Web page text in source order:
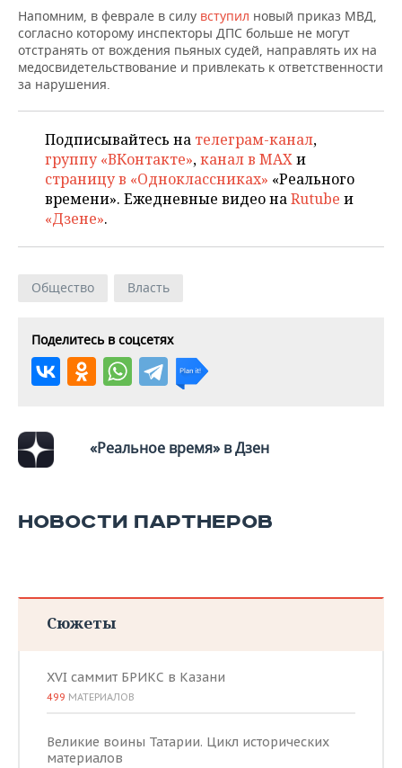
ХОККЕЙ С МЯЧОМ
ПРОИСШЕСТВИЯ
Напомним, в феврале в силу вступил новый приказ МВД,
согласно которому инспекторы ДПС больше не могут
отстранять от вождения пьяных судей, направлять их на
медосвидетельствование и привлекать к ответственности
за нарушения.
Подписывайтесь на телеграм-канал,
группу «ВКонтакте»,канал в MAXи
страницу в «Одноклассниках» «Реального
времени». Ежедневные видео наRutube и
«Дзене».
Общество Власть
Поделитесь в соцсетях
«Реальное время» в Дзен
НОВОСТИ ПАРТНЕРОВ
Сюжеты
XVI саммит БРИКС в Казани
499 МАТЕРИАЛОВ
Великие воины Татарии. Цикл исторических
материалов